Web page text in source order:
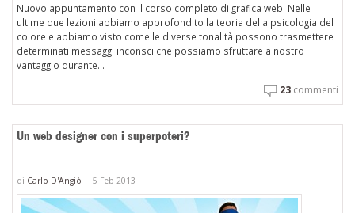
Nuovo appuntamento con il corso completo di grafica web. Nelle
ultime due lezioni abbiamo approfondito la teoria della psicologia del
colore e abbiamo visto come le diverse tonalità possono trasmettere
determinati messaggi inconsci che possiamo sfruttare a nostro
vantaggio durante...
23 commenti
Un web designer con i superpoteri?
di Carlo D'Angiò | 5 Feb 2013